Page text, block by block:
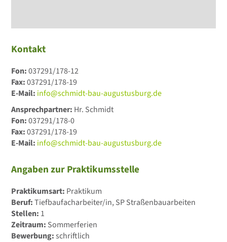
Kontakt
Fon:037291/178-12
Fax:037291/178-19
E-Mail: info@schmidt-bau-augustusburg.de
Ansprechpartner: Hr. Schmidt
Fon:037291/178-0
Fax:037291/178-19
E-Mail: info@schmidt-bau-augustusburg.de
Angaben zur Praktikumsstelle
Praktikumsart: Praktikum
Beruf:Tiefbaufacharbeiter/in, SP Straßenbauarbeiten
Stellen: 1
Zeitraum: Sommerferien
Bewerbung:schriftlich